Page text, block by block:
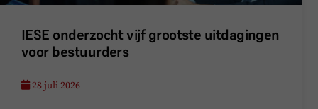
IESE onderzocht vijf grootste uitdagingen
voor bestuurders
28 juli 2026